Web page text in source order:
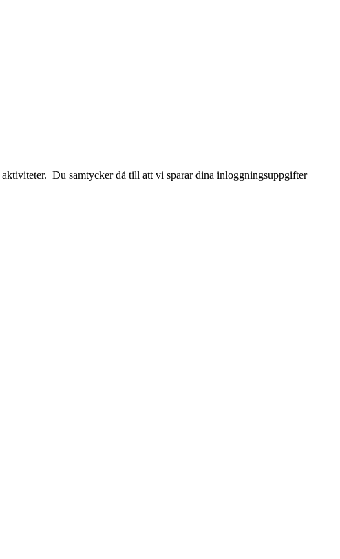
Du samtycker då till att vi sparar dina inloggningsuppgifter